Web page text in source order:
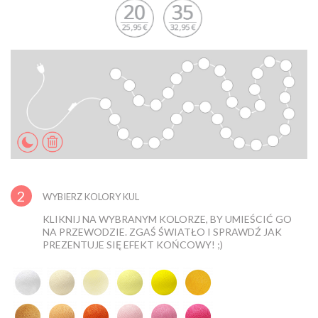
2 WYBIERZ KOLORY KUL
KLIKNIJ NA WYBRANYM KOLORZE, BY UMIEŚCIĆ GO
NA PRZEWODZIE. ZGAŚ ŚWIATŁO I SPRAWDŹ JAK
PREZENTUJE SIĘ EFEKT KOŃCOWY! ;)